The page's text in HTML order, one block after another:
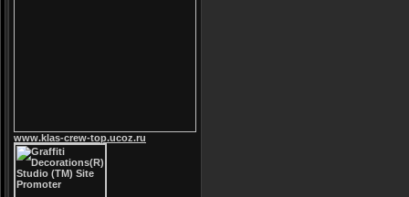
www.klas-crew-top.ucoz.ru